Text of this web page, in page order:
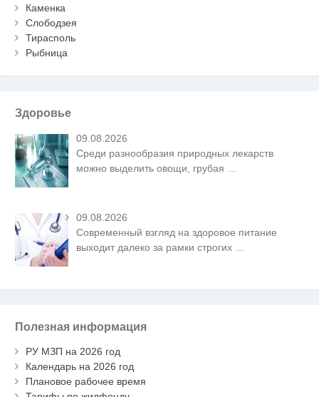
Каменка
Слободзея
Тирасполь
Рыбница
Здоровье
09.08.2026
Среди разнообразия природных лекарств
можно выделить овощи, грубая
09.08.2026
Современный взгляд на здоровое питание
выходит далеко за рамки строгих
Полезная информация
РУ МЗП на 2026 год
Календарь на 2026 год
Плановое рабочее время